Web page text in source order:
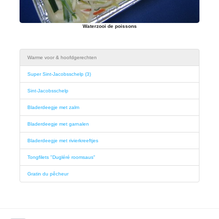
Waterzooi de poissons
Warme voor & hoofdgerechten
Super Sint-Jacobsschelp (3)
Sint-Jacobsschelp
Bladerdeegje met zalm
Bladerdeegje met garnalen
Bladerdeegje met rivierkreeftjes
Tongfilets "Dugléré roomsaus"
Gratin du pêcheur